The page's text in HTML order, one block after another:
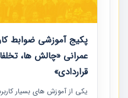
پکیج آموزشی ضوابط
عمرانی «چالش ها،
قراردادی»
یکی از آموزش‏‏‏‏‏‏ های بسیار